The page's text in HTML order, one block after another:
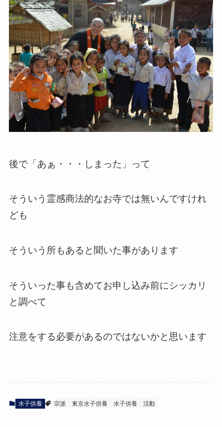
後で「あぁ・・・しまった」って
そういう霊感商法的なお寺では無いんですけれ
ども
そういう所もあると聞いた事があります
そういった事も含めてお申し込み前にシッカリ
と調べて
注意をする必要があるのではないかと思います
水子供養 宗派 東京水子供養 水子供養 活動